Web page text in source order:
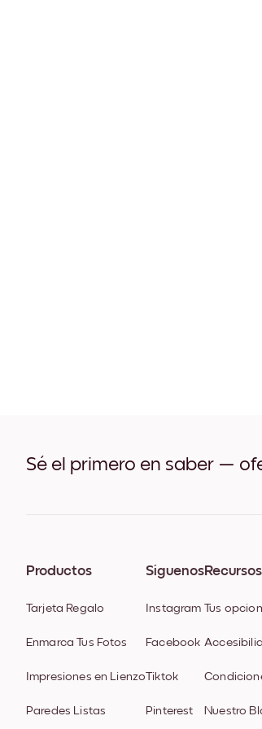
Sé el primero en saber —
Productos
Tarjeta Regalo
Enmarca Tus Fotos
Impresiones en Lienzo
Paredes Listas
Síguenos
Instagram
Facebook
Tiktok
Pinterest
Recursos
Tus
Nuestro